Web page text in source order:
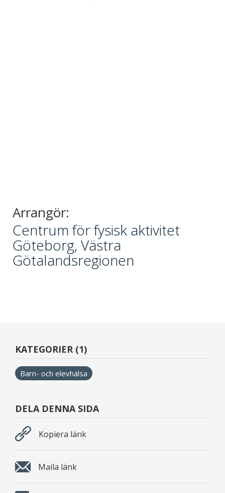
Arrangör:
Centrum för fysisk aktivitet
Göteborg, Västra
Götalandsregionen
KATEGORIER (1)
Barn- och elevhälsa
DELA DENNA SIDA
Kopiera länk
Maila länk